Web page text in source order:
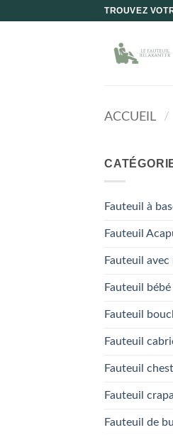
TROUVEZ
ACCUEIL /
Fauteuil à
Fauteuil
Fauteuil
Fauteuil bébé
Fauteuil
Fauteuil
Fauteuil
Fauteuil
Fauteuil de